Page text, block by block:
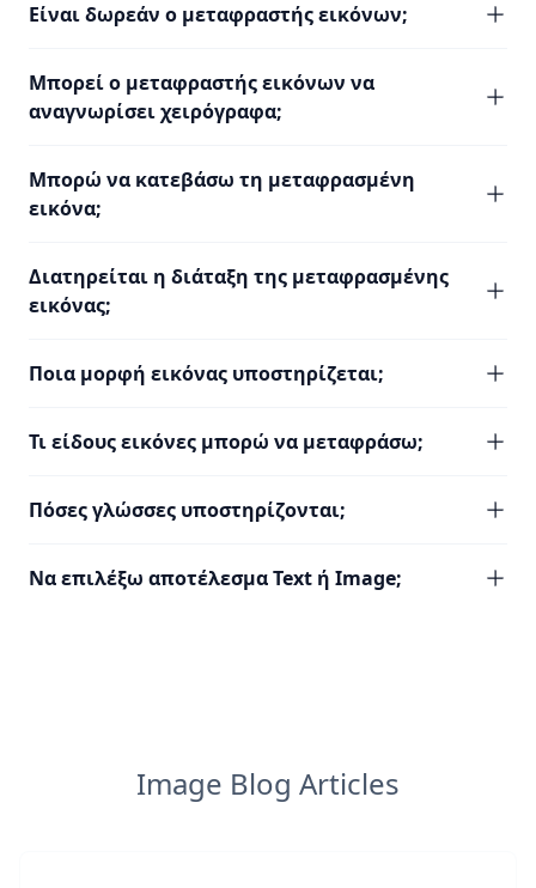
Είναι δωρεάν ο μεταφραστής εικόνων;
Μπορεί ο μεταφραστής εικόνων να
αναγνωρίσει χειρόγραφα;
Μπορώ να κατεβάσω τη μεταφρασμένη
εικόνα;
Διατηρείται η διάταξη της μεταφρασμένης
εικόνας;
Ποια μορφή εικόνας υποστηρίζεται;
Τι είδους εικόνες μπορώ να μεταφράσω;
Πόσες γλώσσες υποστηρίζονται;
Να επιλέξω αποτέλεσμα Text ή Image;
Image Blog Articles